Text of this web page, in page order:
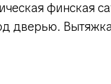
финская
дверью.